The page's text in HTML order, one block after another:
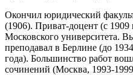
Окончил юридический
(1906). Приват-доцент (с 1909
Московского университета.
преподавал в Берлине (до
года). Большинство работ
сочинений (Москва, 1993-